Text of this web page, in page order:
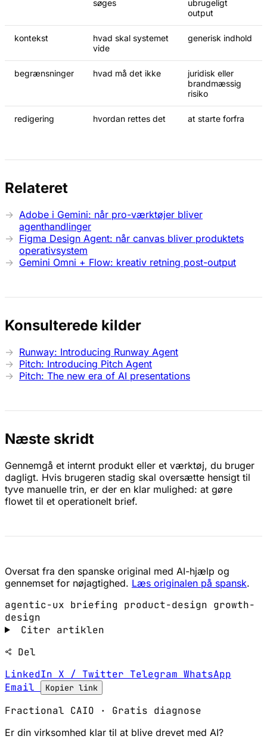
søges
ubrugeligt
output
kontekst
hvad skal systemet
vide
generisk indhold
begrænsninger hvad må det ikke
juridisk eller
brandmæssig
risiko
redigering hvordan rettes det at starte forfra
Relateret
Adobe i Gemini: når pro-værktøjer bliver
agenthandlinger
Figma Design Agent: når canvas bliver produktets
operativsystem
Gemini Omni + Flow: kreativ retning post-output
Konsulterede kilder
Runway: Introducing Runway Agent
Pitch: Introducing Pitch Agent
Pitch: The new era of AI presentations
Næste skridt
Gennemgå et internt produkt eller et værktøj, du bruger
dagligt. Hvis brugeren stadig skal oversætte hensigt til
tyve manuelle trin, er der en klar mulighed: at gøre
flowet til et operationelt brief.
Oversat fra den spanske original med AI-hjælp og
gennemset for nøjagtighed. Læs originalen på spansk.
agentic-ux briefing product-design growth-
design
Citer artiklen
Del
LinkedIn X / Twitter Telegram WhatsApp
Email
Kopier link
Fractional CAIO · Gratis diagnose
Er din virksomhed klar til at blive drevet med AI?